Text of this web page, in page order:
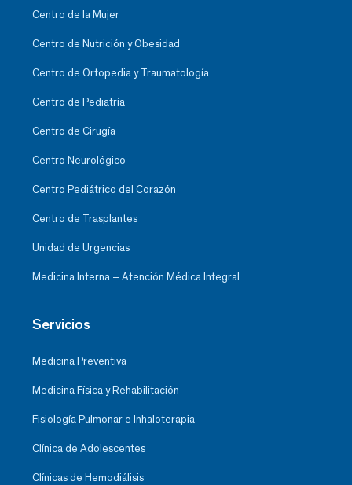
Centro de la Mujer
Centro de Nutrición y Obesidad
Centro de Ortopedia y Traumatología
Centro de Pediatría
Centro de Cirugía
Centro Neurológico
Centro Pediátrico del Corazón
Centro de Trasplantes
Unidad de Urgencias
Medicina Interna – Atención Médica Integral
Servicios
Medicina Preventiva
Medicina Física y Rehabilitación
Fisiología Pulmonar e Inhaloterapia
Clínica de Adolescentes
Clínicas de Hemodiálisis